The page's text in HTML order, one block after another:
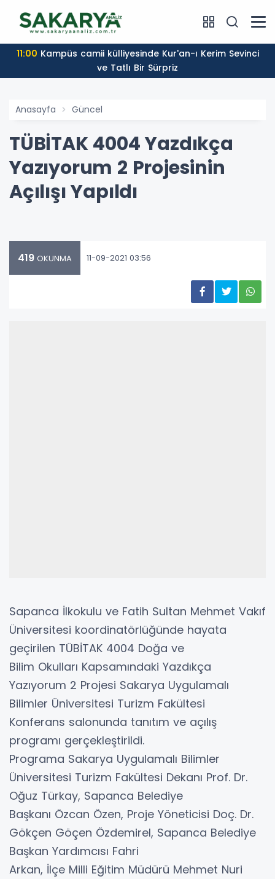
11:00
ve Tatlı Bir Sürpriz
Anasayfa Güncel
TÜBİTAK 4004 Yazdıkça
Yazıyorum 2 Projesinin
Açılışı Yapıldı
419 OKUNMA 11-09-2021 03:56
Sapanca İlkokulu ve Fatih Sultan Mehmet Vakıf
Üniversitesi koordinatörlüğünde hayata
geçirilen TÜBİTAK 4004 Doğa ve
Bilim Okulları Kapsamındaki Yazdıkça
Yazıyorum 2 Projesi Sakarya Uygulamalı
Bilimler Üniversitesi Turizm Fakültesi
Konferans salonunda tanıtım ve açılış
programı gerçekleştirildi.
Programa Sakarya Uygulamalı Bilimler
Üniversitesi Turizm Fakültesi Dekanı Prof. Dr.
Oğuz Türkay, Sapanca Belediye
Başkanı Özcan Özen, Proje Yöneticisi Doç. Dr.
Gökçen Göçen Özdemirel, Sapanca Belediye
Başkan Yardımcısı Fahri
Arkan, İlçe Milli Eğitim Müdürü Mehmet Nuri